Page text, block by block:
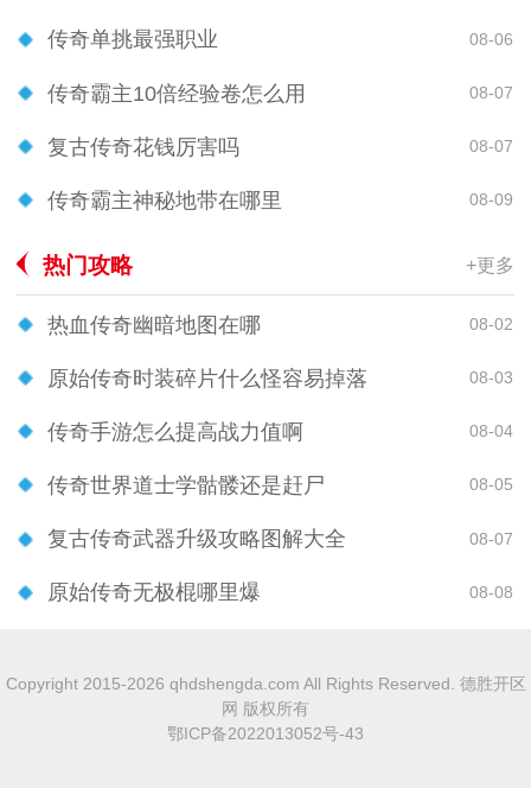
传奇单挑最强职业 08-06
传奇霸主10倍经验卷怎么用 08-07
复古传奇花钱厉害吗 08-07
传奇霸主神秘地带在哪里 08-09
热门攻略 +更多
热血传奇幽暗地图在哪 08-02
原始传奇时装碎片什么怪容易掉落 08-03
传奇手游怎么提高战力值啊 08-04
传奇世界道士学骷髅还是赶尸 08-05
复古传奇武器升级攻略图解大全 08-07
原始传奇无极棍哪里爆 08-08
Copyright 2015-2026 qhdshengda.com All Rights Reserved. 德胜开区
网 版权所有
鄂ICP备2022013052号-43